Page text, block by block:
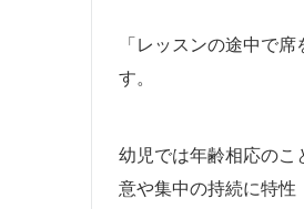
「レッスンの途中で
す。
幼児では年齢相応のこ
意や集中の持続に特